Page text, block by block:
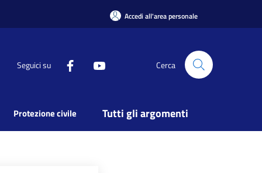
Accedi all'area personale
Seguici su Cerca
Protezione civile Tutti gli argomenti